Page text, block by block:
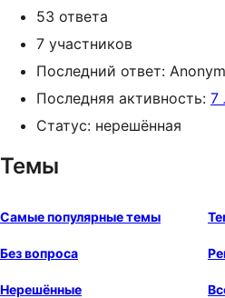
53 ответа
7 участников
Последний ответ:
Последняя активность: 7
Статус: нерешённая
Темы
Самые популярные темы
Без вопроса
Нерешённые